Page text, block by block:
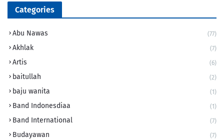
Categories
Abu Nawas (77)
Akhlak (7)
Artis (6)
baitullah (2)
baju wanita (1)
Band Indonesdiaa (1)
Band International (7)
Budayawan (7)